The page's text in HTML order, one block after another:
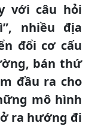
với câu hỏi
nhiều địa
đổi cơ cấu
bán thứ
đầu ra cho
mô hình
ra hướng đi